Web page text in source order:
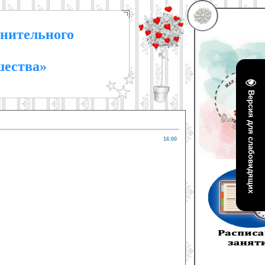
Версия для слабовидящих
16:00